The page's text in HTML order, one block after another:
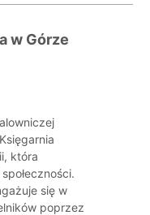
w Górze
która
się w
poprzez